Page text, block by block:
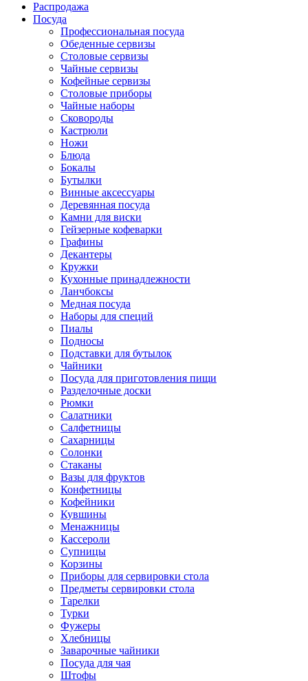
Распродажа
Посуда
Профессиональная посуда
Обеденные сервизы
Столовые сервизы
Чайные сервизы
Кофейные сервизы
Столовые приборы
Чайные наборы
Сковороды
Кастрюли
Ножи
Блюда
Бокалы
Бутылки
Винные аксессуары
Деревянная посуда
Камни для виски
Гейзерные кофеварки
Графины
Декантеры
Кружки
Кухонные принадлежности
Ланчбоксы
Медная посуда
Наборы для специй
Пиалы
Подносы
Подставки для бутылок
Чайники
Посуда для приготовления пищи
Разделочные доски
Рюмки
Салатники
Салфетницы
Сахарницы
Солонки
Стаканы
Вазы для фруктов
Конфетницы
Кофейники
Кувшины
Менажницы
Кассероли
Супницы
Корзины
Приборы для сервировки стола
Предметы сервировки стола
Тарелки
Турки
Фужеры
Хлебницы
Заварочные чайники
Посуда для чая
Штофы